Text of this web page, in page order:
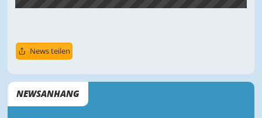
News teilen
NEWSANHANG